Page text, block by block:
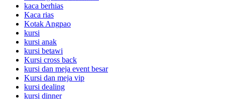
kaca berhias
Kaca rias
Kotak Angpao
kursi
kursi anak
kursi betawi
Kursi cross back
kursi dan meja event besar
Kursi dan meja vip
kursi dealing
kursi dinner